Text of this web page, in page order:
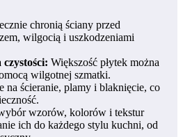
chronią ściany przed
wilgocią i uszkodzeniami
Większość płytek można
wilgotnej szmatki.
na ścieranie, plamy i blaknięcie, co
wzorów, kolorów i tekstur
ich do każdego stylu kuchni, od